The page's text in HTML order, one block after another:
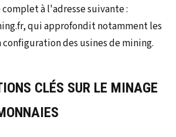
à l'adresse suivante :
qui approfondit notamment les
des usines de mining.
CLÉS SUR LE MINAGE